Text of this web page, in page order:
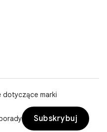
dotyczące marki
Subskrybuj